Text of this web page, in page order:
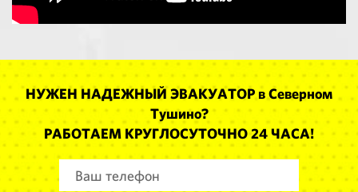
НУЖЕН НАДЕЖНЫЙ ЭВАКУАТОР в Северном
Тушино?
РАБОТАЕМ КРУГЛОСУТОЧНО 24 ЧАСА!